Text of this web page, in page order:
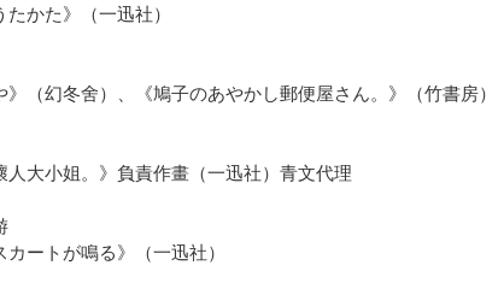
かた》（一迅社）
（幻冬舍）、《鳩子のあやかし郵便屋さん。》（竹書房）
人大小姐。》負責作畫（一迅社）青文代理
ートが鳴る》（一迅社）